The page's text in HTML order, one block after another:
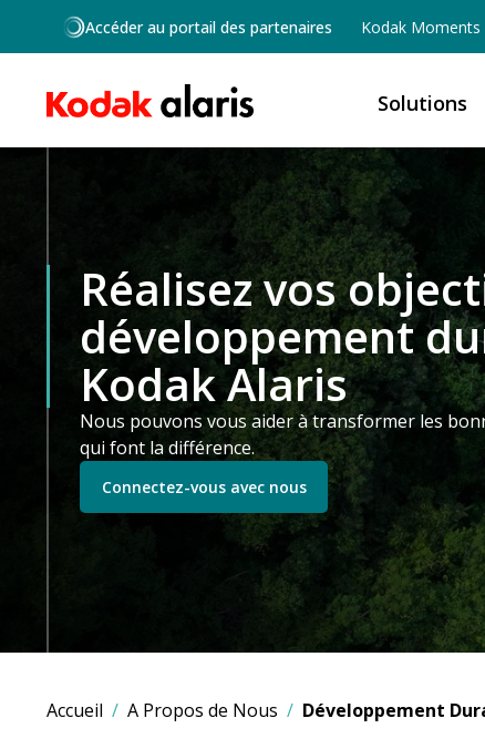
Skip to main content
Accéder au portail des partenaires Kodak Moments
Solutions
Réalisez vos
développement
Kodak Alaris
Nous pouvons vous aider à transformer les
qui font la différence.
Connectez-vous avec nous
Accueil A Propos de Nous Développement